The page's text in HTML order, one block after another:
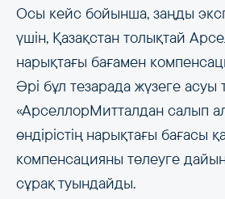
Осы кейс бойынша, заңды
үшін, Қазақстан толықтай
нарықтағы бағамен
Әрі бұл тезарада жүзеге асуы
«АрселлорМитталдан салып
өндірістің нарықтағы бағасы
компенсацияны төлеуге
сұрақ туындайды.